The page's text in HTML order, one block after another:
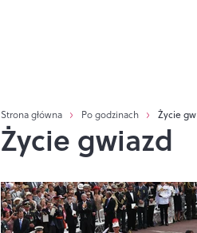
Strona główna Po godzinach Życie
Życie gwiazd